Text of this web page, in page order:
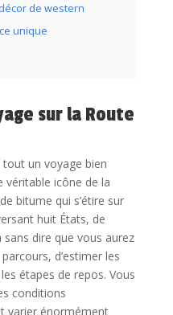
de western
unique
sur la Route
tout un voyage bien
véritable icône de la
bitume qui s’étire sur
huit États, de
sans dire que vous aurez
d’estimer les
étapes de repos. Vous
conditions
varier énormément